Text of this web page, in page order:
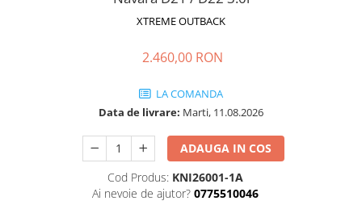
XTREME OUTBACK
2.460,00 RON
LA COMANDA
Data de livrare: Marti, 11.08.2026
ADAUGA IN COS
Cod Produs: KNI26001-1A
Ai nevoie de ajutor? 0775510046